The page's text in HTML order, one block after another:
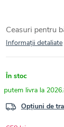
Ceasuri pentru
Informaţii detaliate
În stoc
Opțiuni de